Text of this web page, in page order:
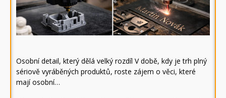
Osobní detail, který dělá velký rozdíl V době, kdy je trh plný
sériově vyráběných produktů, roste zájem o věci, které
mají osobní…